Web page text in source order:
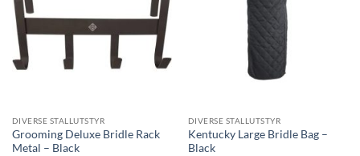
DIVERSE STALLUTSTYR
Grooming Deluxe Bridle Rack
Metal – Black
DIVERSE STALLUTSTYR
Kentucky Large Bridle Bag –
Black